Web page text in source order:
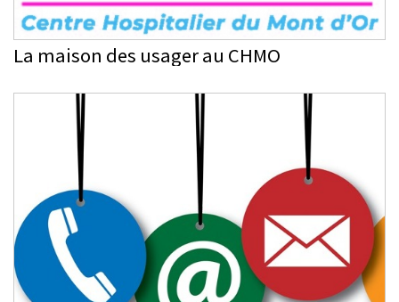
La maison des usager au CHMO